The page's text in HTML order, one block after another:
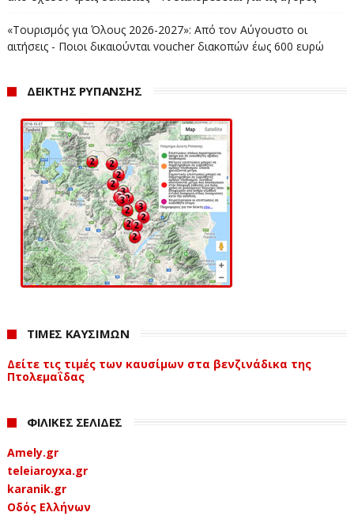
«Τουρισμός για Όλους 2026-2027»: Από τον Αύγουστο οι
αιτήσεις - Ποιοι δικαιούνται voucher διακοπών έως 600 ευρώ
ΔΕΙΚΤΗΣ ΡΥΠΑΝΣΗΣ
ΤΙΜΕΣ ΚΑΥΣΙΜΩΝ
Δείτε τις τιμές των καυσίμων στα βενζινάδικα της
Πτολεμαΐδας
ΦΙΛΙΚΕΣ ΣΕΛΙΔΕΣ
Amely.gr
teleiaroyxa.gr
karanik.gr
Οδός Ελλήνων